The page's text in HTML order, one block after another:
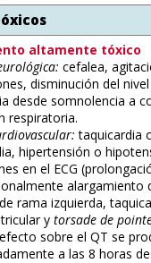
altamente tóxico
cefalea,
disminución del
desde somnolencia a
respiratoria.
taquicardia
hipertensión o
en el ECG
alargamiento
rama izquierda,
y torsade de
sobre el QT se
a las 8 horas